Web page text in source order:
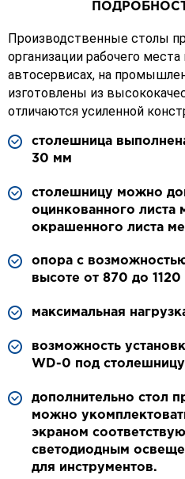
Производственные столы
организации рабочего
автосервисах, на
изготовлены из
отличаются усиленной
столешница
30 мм
столешницу можно
оцинкованного листа
окрашенного листа
опора с
высоте от 870 до
максимальная
возможность
WD-0 под столешницу
дополнительно стол
можно
экраном
светодиодным
для инструментов.